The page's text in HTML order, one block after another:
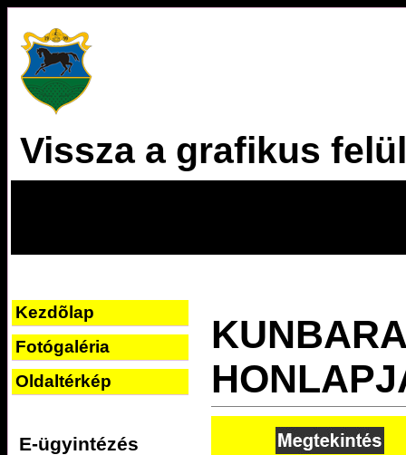
Vissza a grafikus
Kezdõlap
Fotógaléria
Oldaltérkép
E-ügyintézés